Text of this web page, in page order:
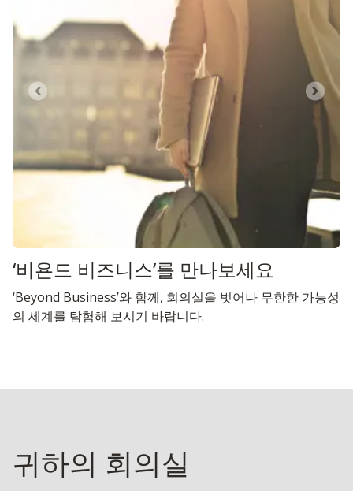
‘비욘드 비즈니스’를 만나보세요
‘Beyond Business’와 함께, 회의실을 벗어나 무한한 가능성
의 세계를 탐험해 보시기 바랍니다.
귀하의 회의실